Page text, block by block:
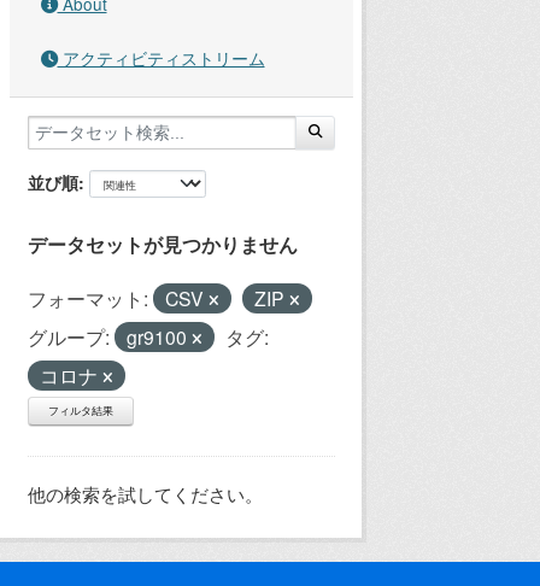
アクティビティストリーム
並び順
データセットが見つかりません
フォーマット: CSV
ZIP
グループ:
gr9100
タグ:
コロナ
フィルタ結果
他の検索を試してください。